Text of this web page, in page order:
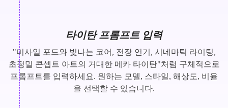
타이탄 프롬프트 입력
"미사일 포드와 빛나는 코어, 전장 연기, 시네마틱 라이팅,
초정밀 콘셉트 아트의 거대한 메카 타이탄"처럼 구체적으로
프롬프트를 입력하세요. 원하는 모델, 스타일, 해상도, 비율
을 선택할 수 있습니다.